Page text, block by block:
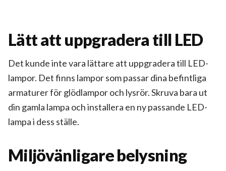
Lätt att uppgradera till LED
Det kunde inte vara lättare att uppgradera till LED-
lampor. Det finns lampor som passar dina befintliga
armaturer för glödlampor och lysrör. Skruva bara ut
din gamla lampa och installera en ny passande LED-
lampa i dess ställe.
Miljövänligare belysning